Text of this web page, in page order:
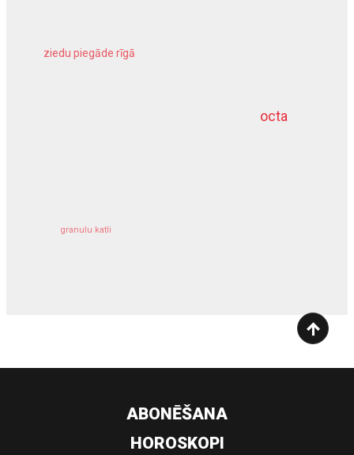
octa
ziedu piegāde rīgā
granulu katli
dziļurbums
ABONĒŠANA
HOROSKOPI